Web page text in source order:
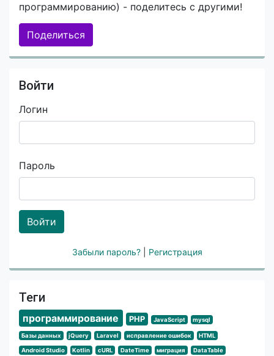
программированию) - поделитесь с другими!
Поделиться
Войти
Логин
Пароль
Войти
Забыли пароль? Регистрация
Теги
программирование PHP JavaScript mysql
Базы данных jQuery Laravel исправление ошибок HTML
Android Studio Kotlin cURL DateTime миграция DataTable